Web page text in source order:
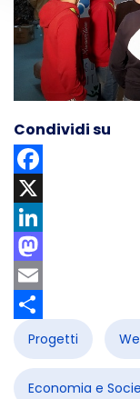
Condividi su
Facebook
X
LinkedIn
Mastodon
Email
Share
Progetti
Economia e